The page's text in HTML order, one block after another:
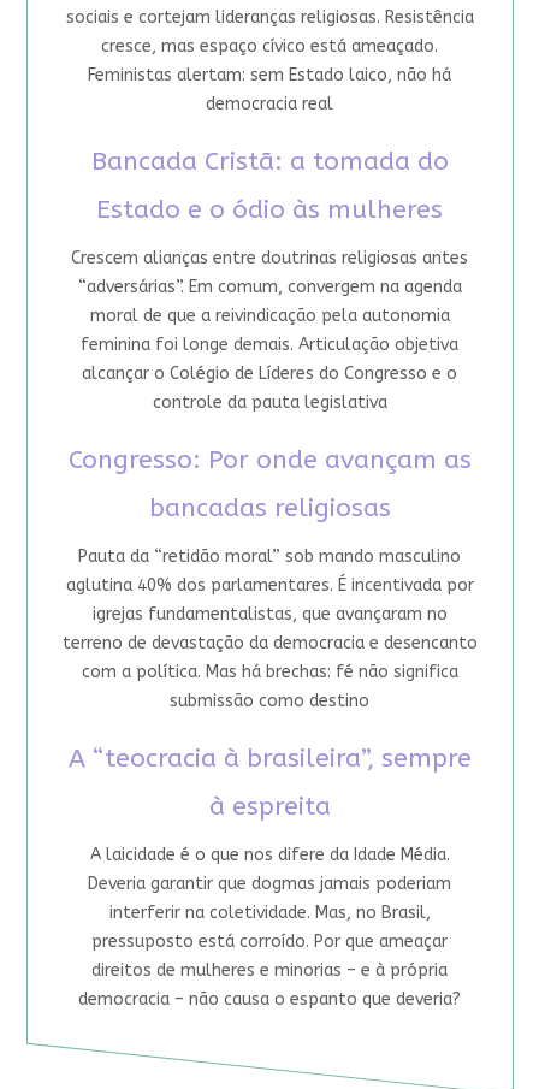
sociais e cortejam lideranças religiosas. Resistência
cresce, mas espaço cívico está ameaçado.
Feministas alertam: sem Estado laico, não há
democracia real
Bancada Cristã: a tomada do
Estado e o ódio às mulheres
Crescem alianças entre doutrinas religiosas antes
“adversárias”. Em comum, convergem na agenda
moral de que a reivindicação pela autonomia
feminina foi longe demais. Articulação objetiva
alcançar o Colégio de Líderes do Congresso e o
controle da pauta legislativa
Congresso: Por onde avançam as
bancadas religiosas
Pauta da “retidão moral” sob mando masculino
aglutina 40% dos parlamentares. É incentivada por
igrejas fundamentalistas, que avançaram no
terreno de devastação da democracia e desencanto
com a política. Mas há brechas: fé não significa
submissão como destino
A “teocracia à brasileira”, sempre
à espreita
A laicidade é o que nos difere da Idade Média.
Deveria garantir que dogmas jamais poderiam
interferir na coletividade. Mas, no Brasil,
pressuposto está corroído. Por que ameaçar
direitos de mulheres e minorias – e à própria
democracia – não causa o espanto que deveria?